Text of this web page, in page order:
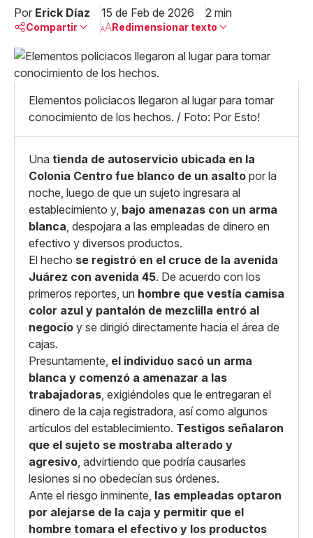
Por Erick Díaz 15 de Feb de 2026 2 min
Compartir
Linkedin
X
Whatsapp
Copiar enlace
Redimensionar texto
Pequeño
Mediano
Grande
Elementos policiacos llegaron al lugar para tomar
conocimiento de los hechos. / Foto: Por Esto!
Una tienda de autoservicio ubicada en la
Colonia Centro fue blanco de un asalto por la
noche, luego de que un sujeto ingresara al
establecimiento y, bajo amenazas con un arma
blanca, despojara a las empleadas de dinero en
efectivo y diversos productos.
El hecho se registró en el cruce de la avenida
Juárez con avenida 45. De acuerdo con los
primeros reportes, un hombre que vestía camisa
color azul y pantalón de mezclilla entró al
negocio y se dirigió directamente hacia el área de
cajas.
Presuntamente, el individuo sacó un arma
blanca y comenzó a amenazar a las
trabajadoras, exigiéndoles que le entregaran el
dinero de la caja registradora, así como algunos
artículos del establecimiento. Testigos señalaron
que el sujeto se mostraba alterado y
agresivo, advirtiendo que podría causarles
lesiones si no obedecían sus órdenes.
Ante el riesgo inminente, las empleadas optaron
por alejarse de la caja y permitir que el
hombre tomara el efectivo y los productos